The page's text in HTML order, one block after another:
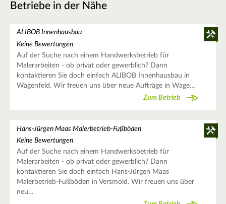
Betriebe in der Nähe
ALIBOB Innenhausbau
Keine Bewertungen
Auf der Suche nach einem Handwerksbetrieb für
Malerarbeiten - ob privat oder gewerblich? Dann
kontaktieren Sie doch einfach ALIBOB Innenhausbau in
Wagenfeld. Wir freuen uns über neue Aufträge in Wage…
Zum Betrieb
Hans-Jürgen Maas Malerbetrieb-Fußböden
Keine Bewertungen
Auf der Suche nach einem Handwerksbetrieb für
Malerarbeiten - ob privat oder gewerblich? Dann
kontaktieren Sie doch einfach Hans-Jürgen Maas
Malerbetrieb-Fußböden in Versmold. Wir freuen uns über
neu…